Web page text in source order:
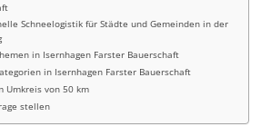
Schneelogistik für Städte und Gemeinden in der
in Isernhagen Farster Bauerschaft
in Isernhagen Farster Bauerschaft
Umkreis von 50 km
stellen